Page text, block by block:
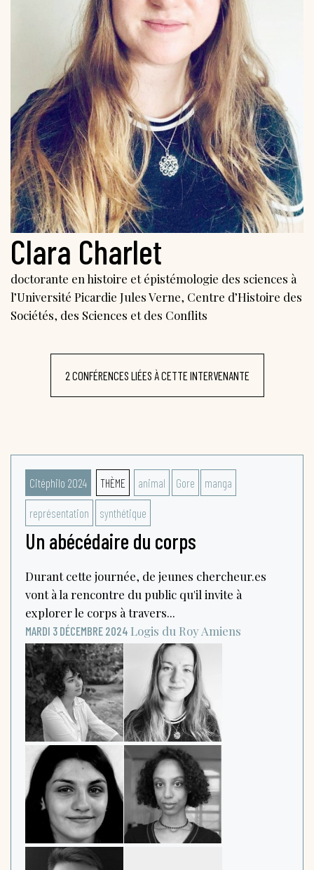
Clara Charlet
doctorante en histoire et épistémologie des sciences à
l’Université Picardie Jules Verne, Centre d’Histoire des
Sociétés, des Sciences et des Conflits
2 CONFÉRENCES LIÉES À CETTE INTERVENANTE
Citéphilo 2024 THÈME animal Gore manga
représentation synthétique
Un abécédaire du corps
Durant cette journée, de jeunes chercheur.es
vont à la rencontre du public qu'il invite à
explorer le corps à travers...
MARDI 3 DÉCEMBRE 2024 Logis du RoyAmiens